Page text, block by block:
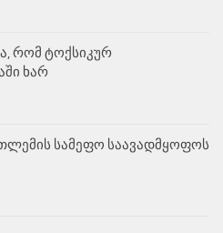
რომ ტოქსიკურ
ხარ
სამეფო საავადმყოფოს